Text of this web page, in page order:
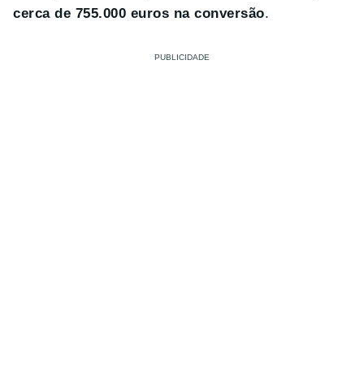
cerca de 755.000 euros na conversão.